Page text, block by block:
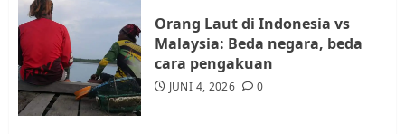
4
Tim Advokasi Desak BP Batam
Berhenti Merampas Tanah
Orang Laut di Indonesia vs
Malaysia: Beda negara, beda
cara pengakuan
JUNI 4, 2026 0